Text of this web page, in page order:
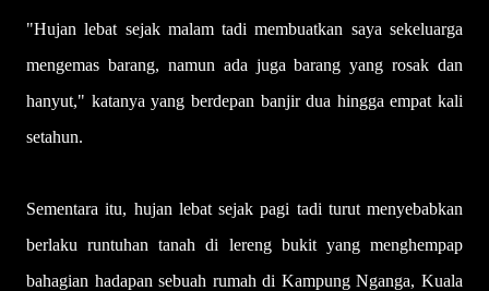
"Hujan lebat sejak malam tadi membuatkan saya sekeluarga
mengemas barang, namun ada juga barang yang rosak dan
hanyut," katanya yang berdepan banjir dua hingga empat kali
setahun.
Sementara itu, hujan lebat sejak pagi tadi turut menyebabkan
berlaku runtuhan tanah di lereng bukit yang menghempap
bahagian hadapan sebuah rumah di Kampung Nganga, Kuala